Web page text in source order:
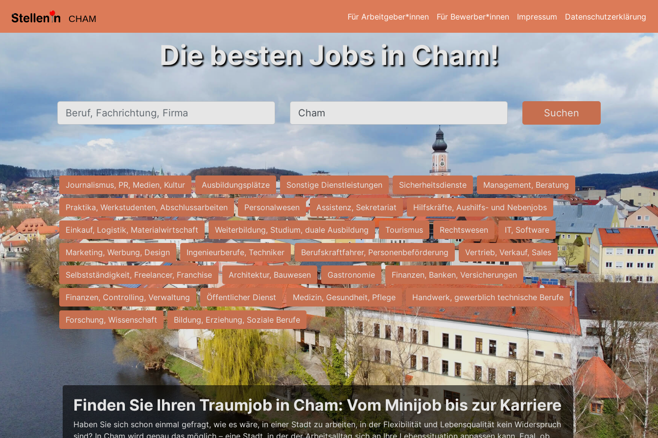
CHAM Für Arbeitgeber*innen Für Bewerber*innen Impressum Datenschutzerklärung
Die besten Jobs in Cham!
Beruf, Fachrichtung, Firma Ort, Stadt Suchen
Journalismus, PR, Medien, Kultur Ausbildungsplätze Sonstige Dienstleistungen Sicherheitsdienste Management, Beratung
Praktika, Werkstudenten, Abschlussarbeiten Personalwesen Assistenz, Sekretariat Hilfskräfte, Aushilfs- und Nebenjobs
Einkauf, Logistik, Materialwirtschaft Weiterbildung, Studium, duale Ausbildung Tourismus Rechtswesen IT, Software
Marketing, Werbung, Design Ingenieurberufe, Techniker Berufskraftfahrer, Personenbeförderung Vertrieb, Verkauf, Sales
Selbstständigkeit, Freelancer, Franchise Architektur, Bauwesen Gastronomie Finanzen, Banken, Versicherungen
Finanzen, Controlling, Verwaltung Öffentlicher Dienst Medizin, Gesundheit, Pflege Handwerk, gewerblich technische Berufe
Forschung, Wissenschaft Bildung, Erziehung, Soziale Berufe
Finden Sie Ihren Traumjob in Cham: Vom Minijob bis zur Karriere
Haben Sie sich schon einmal gefragt, wie es wäre, in einer Stadt zu arbeiten, in der Flexibilität und Lebensqualität kein Widerspruch